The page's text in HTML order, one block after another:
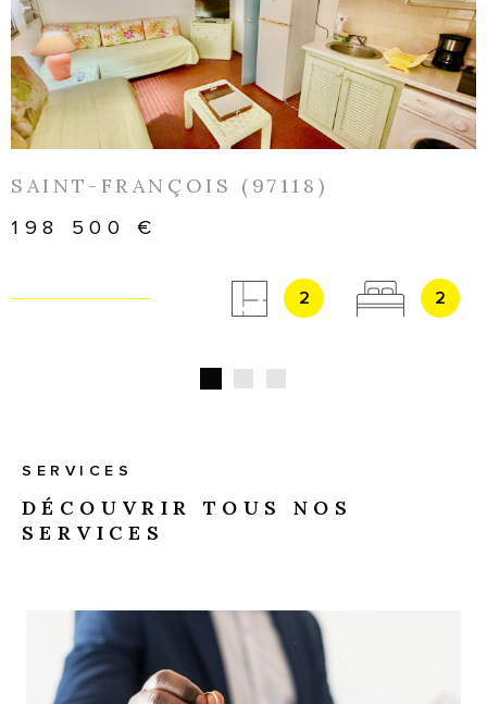
VOIR LE BIEN
SAINT-FRANÇOIS (97118)
198 500 €
2 2
SERVICES
DÉCOUVRIR TOUS NOS
SERVICES